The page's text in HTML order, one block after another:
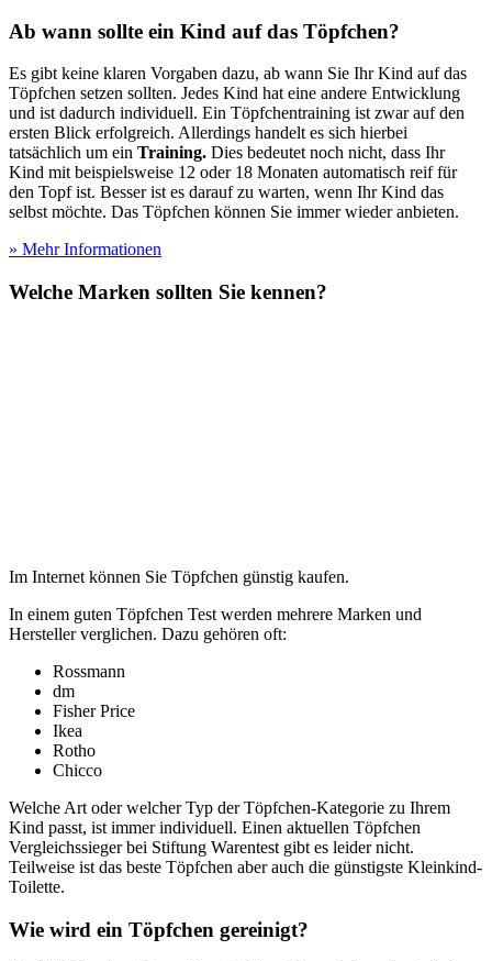
Ab wann sollte ein Kind auf das Töpfchen?
Es gibt keine klaren Vorgaben dazu, ab wann Sie Ihr Kind auf das
Töpfchen setzen sollten. Jedes Kind hat eine andere Entwicklung
und ist dadurch individuell. Ein Töpfchentraining ist zwar auf den
ersten Blick erfolgreich. Allerdings handelt es sich hierbei
tatsächlich um ein Training. Dies bedeutet noch nicht, dass Ihr
Kind mit beispielsweise 12 oder 18 Monaten automatisch reif für
den Topf ist. Besser ist es darauf zu warten, wenn Ihr Kind das
selbst möchte. Das Töpfchen können Sie immer wieder anbieten.
» Mehr Informationen
Welche Marken sollten Sie kennen?
Im Internet können Sie Töpfchen günstig kaufen.
In einem guten Töpfchen Test werden mehrere Marken und
Hersteller verglichen. Dazu gehören oft:
Rossmann
dm
Fisher Price
Ikea
Rotho
Chicco
Welche Art oder welcher Typ der Töpfchen-Kategorie zu Ihrem
Kind passt, ist immer individuell. Einen aktuellen Töpfchen
Vergleichssieger bei Stiftung Warentest gibt es leider nicht.
Teilweise ist das beste Töpfchen aber auch die günstigste Kleinkind-
Toilette.
Wie wird ein Töpfchen gereinigt?